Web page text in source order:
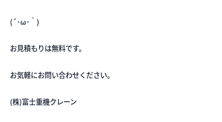
(´･ω･｀)
お見積もりは無料です。
お気軽にお問い合わせください。
(株)富士重機クレーン